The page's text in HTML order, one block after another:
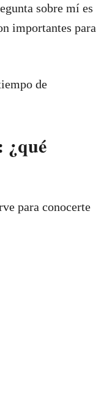
sobre mí es
importantes para
de
¿qué
para conocerte